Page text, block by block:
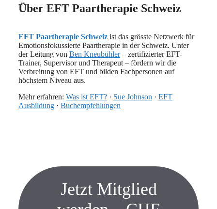
Über EFT Paartherapie Schweiz
EFT Paartherapie Schweiz ist das grösste Netzwerk für
Emotionsfokussierte Paartherapie in der Schweiz. Unter
der Leitung von Ben Kneubühler– zertifizierter EFT-
Trainer, Supervisor und Therapeut – fördern wir die
Verbreitung von EFT und bilden Fachpersonen auf
höchstem Niveau aus.
Mehr erfahren: Was ist EFT? · Sue Johnson · EFT
Ausbildung · Buchempfehlungen
Jetzt Mitglied